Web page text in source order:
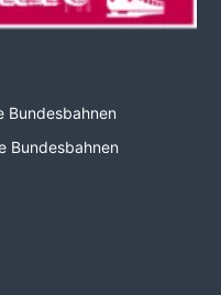
Bundesbahnen
Bundesbahnen